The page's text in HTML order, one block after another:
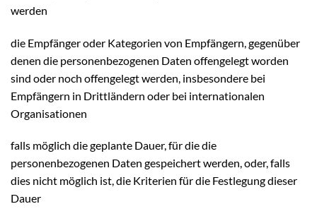
werden
die Empfänger oder Kategorien von Empfängern, gegenüber
denen die personenbezogenen Daten offengelegt worden
sind oder noch offengelegt werden, insbesondere bei
Empfängern in Drittländern oder bei internationalen
Organisationen
falls möglich die geplante Dauer, für die die
personenbezogenen Daten gespeichert werden, oder, falls
dies nicht möglich ist, die Kriterien für die Festlegung dieser
Dauer